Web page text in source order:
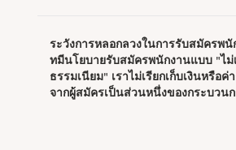
ระวังการหลอกลวงในการรับสมัครพ
ทมีนโยบายรับสมัครพนักงานแบบ "ไม่
ธรรมเนียม" เราไม่เรียกเก็บเงินหรือค่
จากผู้สมัครเป็นส่วนหนึ่งของกระบวน